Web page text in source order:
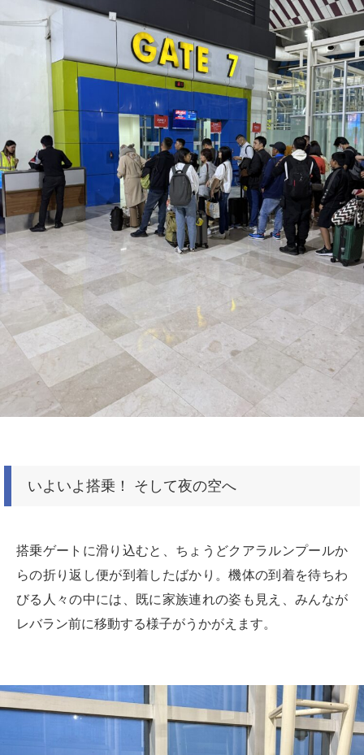
いよいよ搭乗！ そして夜の空へ
搭乗ゲートに滑り込むと、ちょうどクアラルンプールか
らの折り返し便が到着したばかり。機体の到着を待ちわ
びる人々の中には、既に家族連れの姿も見え、みんなが
レバラン前に移動する様子がうかがえます。